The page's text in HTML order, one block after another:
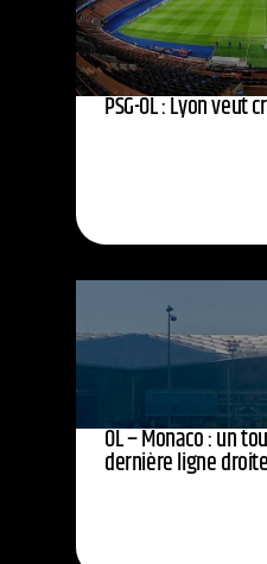
PSG-OL : Lyon veut
OL – Monaco : un
dernière ligne droite